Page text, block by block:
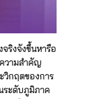
ริงจังขึ้นหารือ
วามสำคัญ
วิกฤตของการ
ระดับภูมิภาค